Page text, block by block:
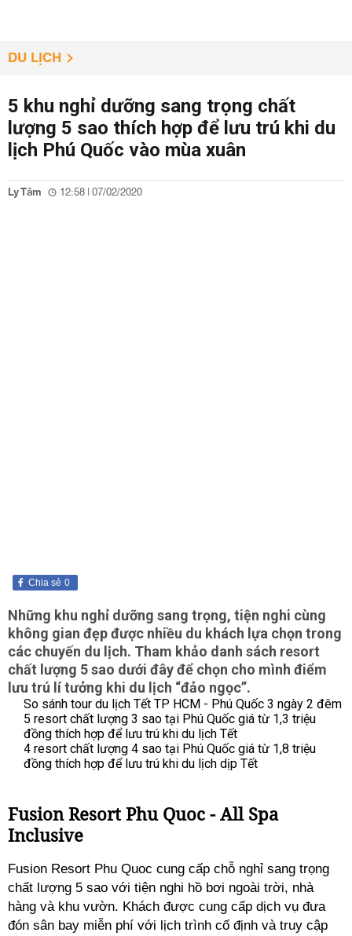
DU LỊCH
5 khu nghỉ dưỡng sang trọng chất
lượng 5 sao thích hợp để lưu trú khi du
lịch Phú Quốc vào mùa xuân
Ly Tâm 12:58 | 07/02/2020
0
Chia sẻ
Những khu nghỉ dưỡng sang trọng, tiện nghi cùng
không gian đẹp được nhiều du khách lựa chọn trong
các chuyến du lịch. Tham khảo danh sách resort
chất lượng 5 sao dưới đây để chọn cho mình điểm
lưu trú lí tưởng khi du lịch “đảo ngọc”.
So sánh tour du lịch Tết TP HCM - Phú Quốc 3 ngày 2 đêm
5 resort chất lượng 3 sao tại Phú Quốc giá từ 1,3 triệu
đồng thích hợp để lưu trú khi du lịch Tết
4 resort chất lượng 4 sao tại Phú Quốc giá từ 1,8 triệu
đồng thích hợp để lưu trú khi du lịch dịp Tết
Fusion Resort Phu Quoc - All Spa
Inclusive
Fusion Resort Phu Quoc cung cấp chỗ nghỉ sang trọng
chất lượng 5 sao với tiện nghi hồ bơi ngoài trời, nhà
hàng và khu vườn. Khách được cung cấp dịch vụ đưa
đón sân bay miễn phí với lịch trình cố định và truy cập